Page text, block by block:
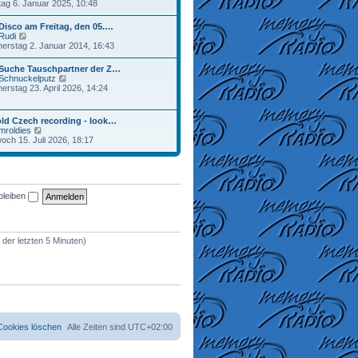
a
g
r
B
e
t
r
a
g
e
e
s
t
e
r
B
e
i
r
a
g
6. Januar 2025, 10:48
am Freitag, den 05.…
Rudi
e
e
s
t
e
B
e
i
t
r
a
2. Januar 2014, 16:43
Tauschpartner der Z…
e
s
t
r
B
t
r
a
23. April 2026, 14:24
Czech recording - look…
e
e
e
r
B
t
r
15. Juli 2026, 18:17
letzten 5 Minuten)
Alle Zeiten sind UTC+02:00
löschen